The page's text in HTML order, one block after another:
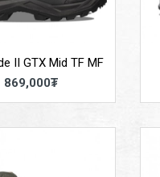
II GTX Mid TF MF
869,000₮